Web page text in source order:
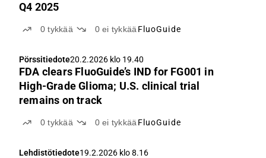
Q4 2025
0tykkää 0ei tykkää FluoGuide
Pörssitiedote20.2.2026 klo 19.40
FDA clears FluoGuide’s IND for FG001 in
High-Grade Glioma; U.S. clinical trial
remains on track
0tykkää 0ei tykkää FluoGuide
Lehdistötiedote19.2.2026 klo 8.16